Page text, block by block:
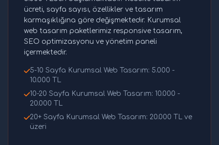
ücreti, sayfa sayısı, özellikler ve tasarım
karmaşıklığına göre değişmektedir. Kurumsal
web tasarım paketlerimiz responsive tasarım,
SEO optimizasyonu ve yönetim paneli
içermektedir.
5-10 Sayfa Kurumsal Web Tasarım: 5.000 -
10.000 TL
10-20 Sayfa Kurumsal Web Tasarım: 10.000 -
20.000 TL
20+ Sayfa Kurumsal Web Tasarım: 20.000 TL ve
üzeri